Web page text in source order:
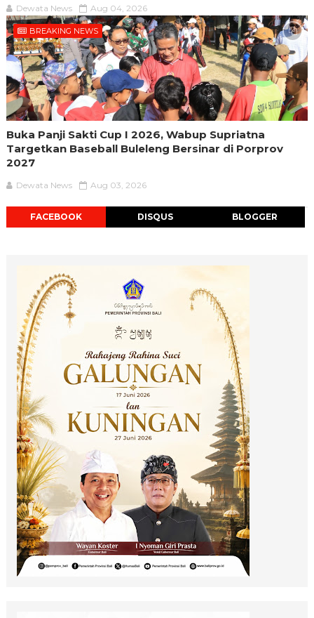
Dewata News Aug 04, 2026
BREAKING NEWS
Buka Panji Sakti Cup I 2026, Wabup Supriatna
Targetkan Baseball Buleleng Bersinar di Porprov
2027
Dewata News Aug 03, 2026
FACEBOOK DISQUS BLOGGER